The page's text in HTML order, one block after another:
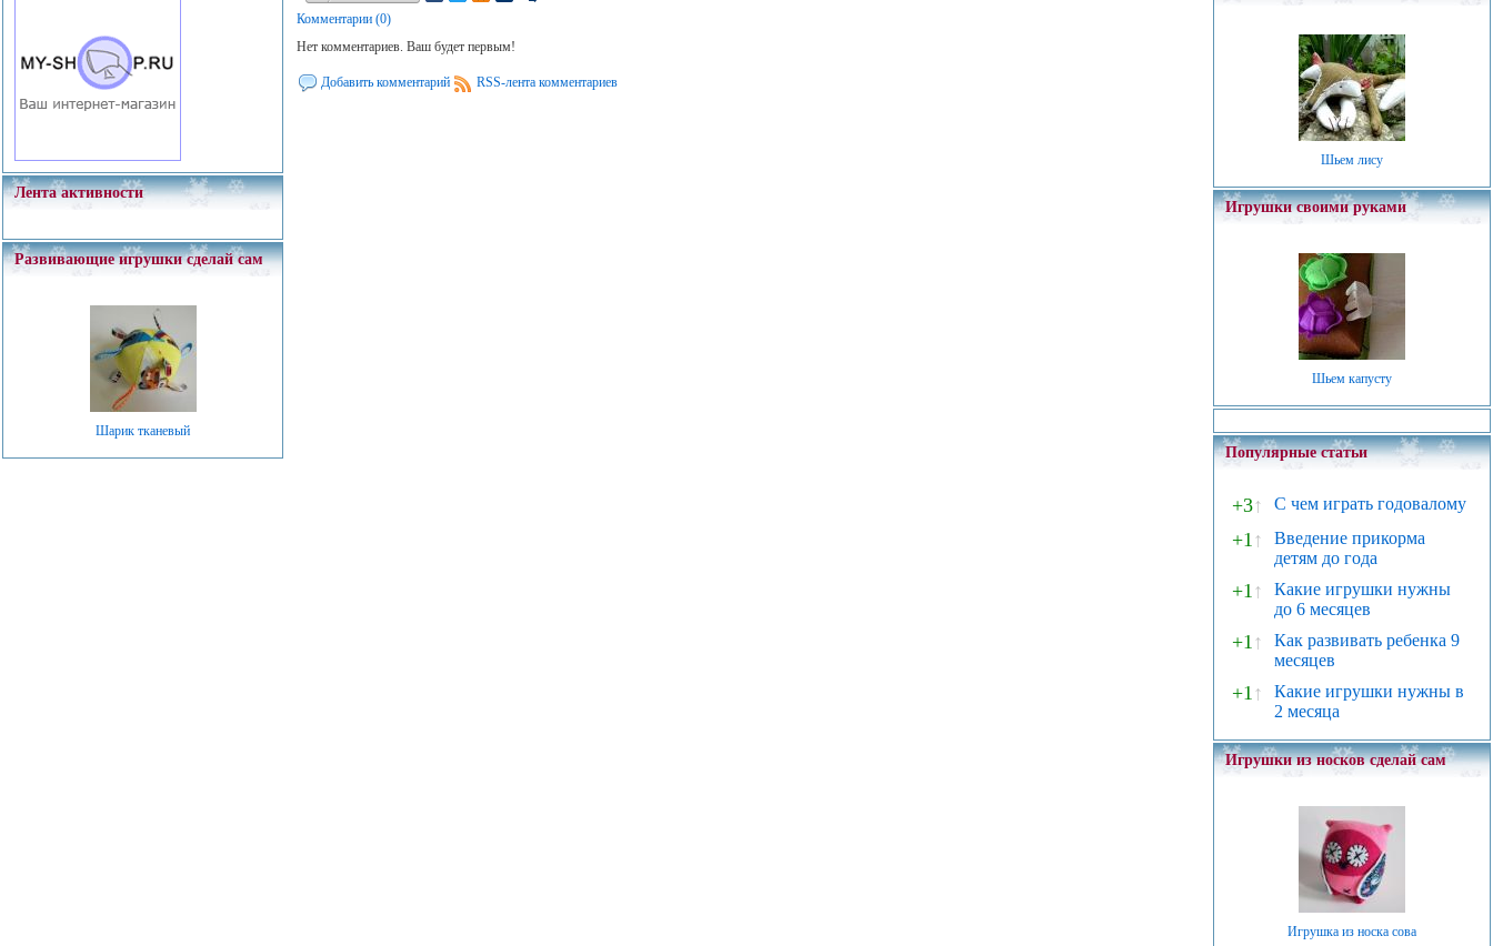
Лента активности
Развивающие игрушки сделай сам
Шарик тканевый
Комментарии (0)
Нет комментариев. Ваш будет первым!
Добавить комментарий RSS-лента комментариев
Шьем лису
Игрушки своими руками
Шьем капусту
Популярные статьи
+3↑ С чем играть годовалому
+1↑
Введение прикорма
детям до года
+1↑
Какие игрушки нужны
до 6 месяцев
+1↑
Как развивать ребенка 9
месяцев
+1↑
Какие игрушки нужны в
2 месяца
Игрушки из носков сделай сам
Игрушка из носка сова